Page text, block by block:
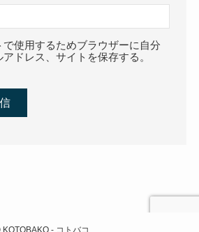
で使用するためブラウザーに自分
ドレス、サイトを保存する。
KOTOBAKO - コトバコ.